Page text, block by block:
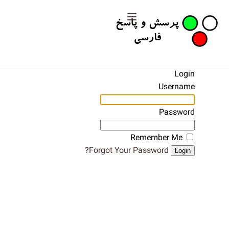
Login
Username
Password
Remember Me
Login
Forgot Your Password?